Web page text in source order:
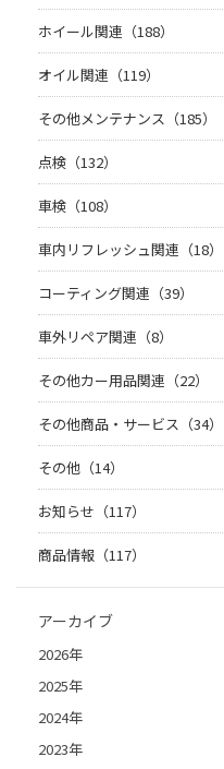
ホイール関連（188）
オイル関連（119）
その他メンテナンス（185）
点検（132）
車検（108）
車内リフレッシュ関連（18）
コーティング関連（39）
車外リペア関連（8）
その他カー用品関連（22）
その他商品・サービス（34）
その他（14）
お知らせ（117）
商品情報（117）
アーカイブ
2026年
2025年
2024年
2023年